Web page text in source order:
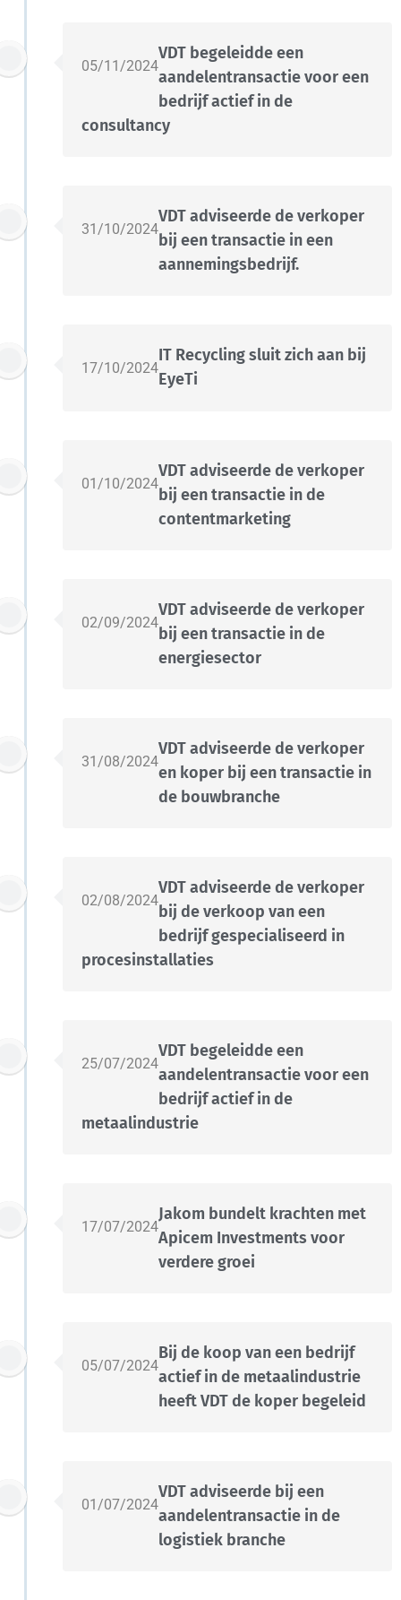
05/11/2024
VDT begeleidde een
aandelentransactie voor een
bedrijf actief in de
consultancy
31/10/2024
VDT adviseerde de verkoper
bij een transactie in een
aannemingsbedrijf.
17/10/2024
IT Recycling sluit zich aan bij
EyeTi
01/10/2024
VDT adviseerde de verkoper
bij een transactie in de
contentmarketing
02/09/2024
VDT adviseerde de verkoper
bij een transactie in de
energiesector
31/08/2024
VDT adviseerde de verkoper
en koper bij een transactie in
de bouwbranche
02/08/2024
VDT adviseerde de verkoper
bij de verkoop van een
bedrijf gespecialiseerd in
procesinstallaties
25/07/2024
VDT begeleidde een
aandelentransactie voor een
bedrijf actief in de
metaalindustrie
17/07/2024
Jakom bundelt krachten met
Apicem Investments voor
verdere groei
05/07/2024
Bij de koop van een bedrijf
actief in de metaalindustrie
heeft VDT de koper begeleid
01/07/2024
VDT adviseerde bij een
aandelentransactie in de
logistiek branche